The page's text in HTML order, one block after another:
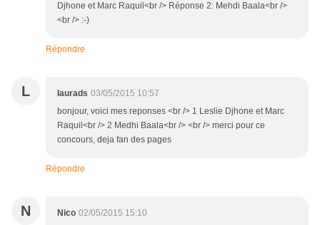
Djhone et Marc Raquil<br /> Réponse 2: Mehdi Baala<br />
<br /> :-)
Répondre
L laurads 03/05/2015 10:57
bonjour, voici mes reponses <br /> 1 Leslie Djhone et Marc
Raquil<br /> 2 Medhi Baala<br /> <br /> merci pour ce
concours, deja fan des pages
Répondre
N Nico 02/05/2015 15:10